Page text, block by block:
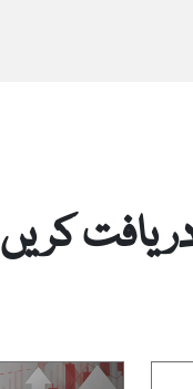
کریں